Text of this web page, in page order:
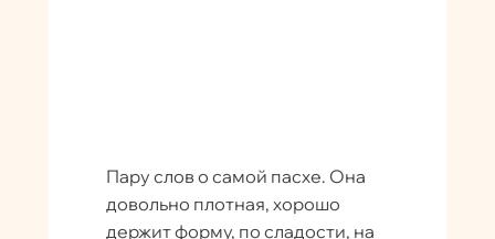
Пару слов о самой пасхе. Она
довольно плотная, хорошо
держит форму, по сладости, на